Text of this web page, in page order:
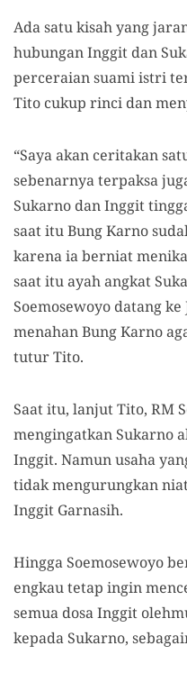
Ada satu kisah yang
hubungan Inggit dan
perceraian suami istri
Tito cukup rinci dan
“Saya akan ceritakan
sebenarnya terpaksa
Sukarno dan Inggit
saat itu Bung Karno
karena ia berniat
saat itu ayah angkat
Soemosewoyo datang
menahan Bung Karno
tutur Tito.
Saat itu, lanjut Tito, RM
mengingatkan Sukarno
Inggit. Namun usaha
tidak mengurungkan
Inggit Garnasih.
Hingga Soemosewoyo
engkau tetap ingin
semua dosa Inggit
kepada Sukarno,